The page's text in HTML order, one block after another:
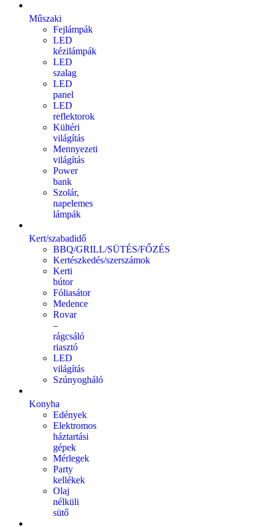
Műszaki
Fejlámpák
LED
kézilámpák
LED
szalag
LED
panel
LED
reflektorok
Kültéri
világítás
Mennyezeti
világítás
Power
bank
Szolár,
napelemes
lámpák
Kert/szabadidő
BBQ/GRILL/SÜTÉS/FŐZÉS
Kertészkedés/szerszámok
Kerti
bútor
Fóliasátor
Medence
Rovar
–
rágcsáló
riasztó
LED
világítás
Szúnyogháló
Konyha
Edények
Elektromos
háztartási
gépek
Mérlegek
Party
kellékek
Olaj
nélküli
sütő